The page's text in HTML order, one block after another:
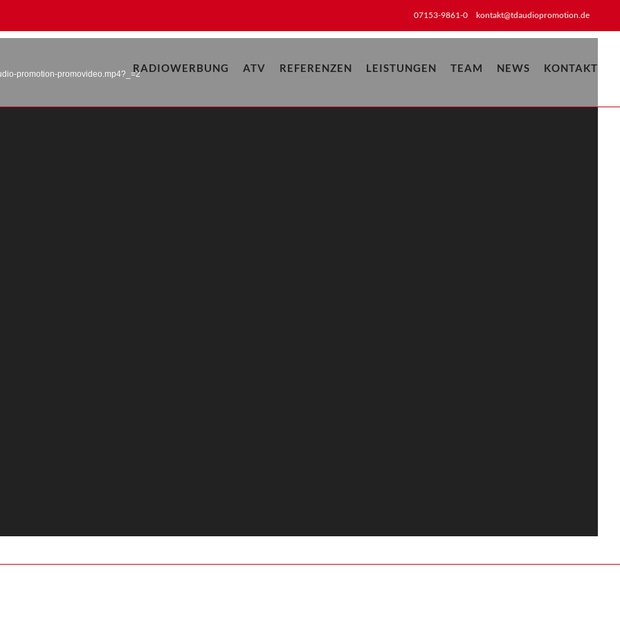
07153-9861-0 kontakt@tdaudiopromotion.de
RADIOWERBUNG ATV REFERENZEN LEISTUNGEN TEAM NEWS KONTAKT
promotion-promovideo.mp4?_=2